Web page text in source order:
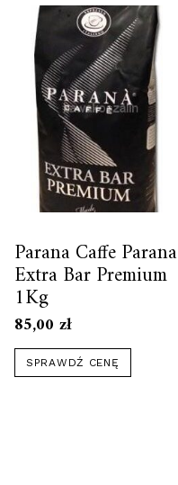
Parana Caffe Parana
Extra Bar Premium
1Kg
85,00 zł
SPRAWDŹ CENĘ